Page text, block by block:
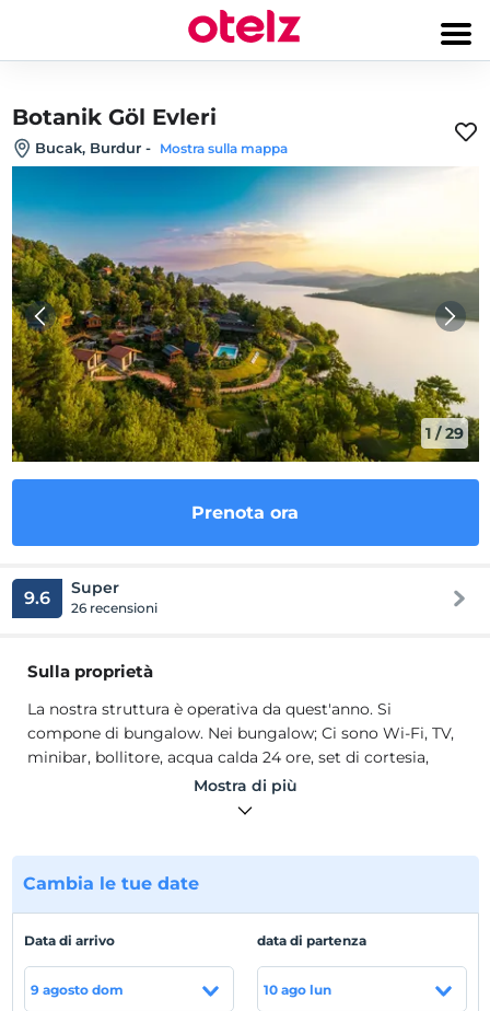
Botanik Göl Evleri
Bucak, Burdur - Mostra sulla mappa
1 /29
Prenota ora
9.6 Super
26 recensioni
Sulla proprietà
La nostra struttura è operativa da quest'anno. Si
compone di bungalow. Nei bungalow; Ci sono Wi-Fi, TV,
minibar, bollitore, acqua calda 24 ore, set di cortesia,
asciugamani, pantofole in bagno.
La nostra struttura è operativa da quest'anno. Si
bollitore, 24 ore di acqua calda, bagno, asciugamani,
pantofole in bagno. 40 km da Bucak, 80 km da Burdur,
Posizione
40 km da Bucak, 80 km da Burdur, 70 km da Antalya, 60
Mostra di più
Cambia le tue date
Data di arrivo
9 agosto dom
data di partenza
10 ago lun